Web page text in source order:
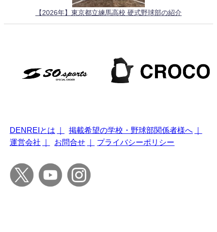
【2026年】東京都立練馬高校 硬式野球部の紹介
DENREIとは ｜ 掲載希望の学校・野球部関係者様へ
｜
運営会社
｜ お問合せ ｜ プライバシーポリシー